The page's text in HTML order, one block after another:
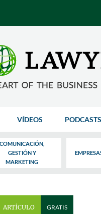
VÍDEOS PODCASTS
COMUNICACIÓN,
GESTIÓN Y
MARKETING
ARTÍCULO GRATIS